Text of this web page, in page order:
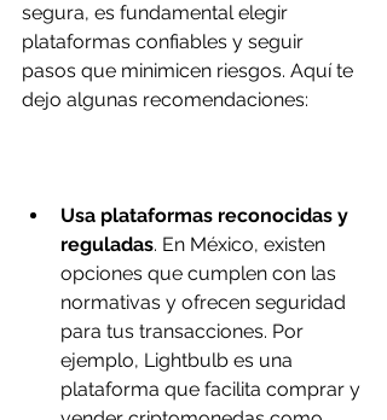
segura, es fundamental elegir
plataformas confiables y seguir
pasos que minimicen riesgos. Aquí te
dejo algunas recomendaciones:
Usa plataformas reconocidas y
reguladas. En México, existen
opciones que cumplen con las
normativas y ofrecen seguridad
para tus transacciones. Por
ejemplo, Lightbulb es una
plataforma que facilita comprar y